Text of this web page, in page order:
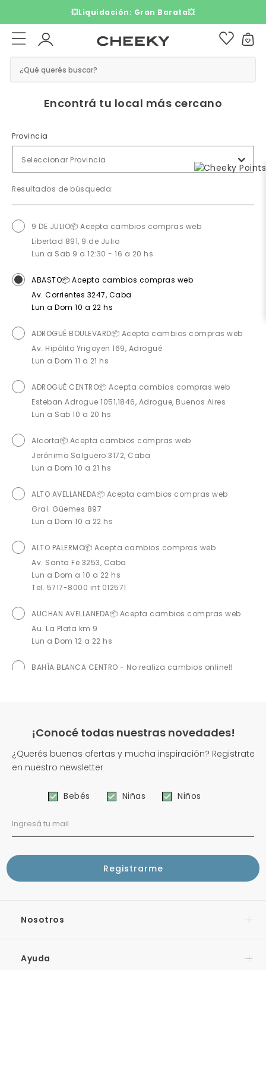
💥Liquidación: Gran Barata💥
¿Qué querés buscar?
Encontrá tu local más cercano
Provincia
Seleccionar Provincia
Resultados de búsqueda:
9 DE JULIO📦 Acepta cambios compras web
Libertad 891, 9 de Julio
Lun a Sab 9 a 12:30 - 16 a 20 hs
ABASTO📦 Acepta cambios compras web
Av. Corrientes 3247, Caba
Lun a Dom 10 a 22 hs
ADROGUÉ BOULEVARD📦 Acepta cambios compras web
Av. Hipólito Yrigoyen 169, Adrogué
Lun a Dom 11 a 21 hs
ADROGUÉ CENTRO📦 Acepta cambios compras web
Esteban Adrogue 1051,1846, Adrogue, Buenos Aires
Lun a Sab 10 a 20 hs
Alcorta📦 Acepta cambios compras web
Jerónimo Salguero 3172, Caba
Lun a Dom 10 a 21 hs
ALTO AVELLANEDA📦 Acepta cambios compras web
Gral. Güemes 897
Lun a Dom 10 a 22 hs
ALTO PALERMO📦 Acepta cambios compras web
Av. Santa Fe 3253, Caba
Lun a Dom a 10 a 22 hs
Tel. 5717-8000 int 012571
AUCHAN AVELLANEDA📦 Acepta cambios compras web
Au. La Plata km 9
Lun a Dom 12 a 22 hs
BAHÍA BLANCA CENTRO - No realiza cambios online‼️
Sarmiento 2153, Bahía Blanca
Lun a Dom 10 a 21 hs
Pio Angulo 420, Bell Ville, Cordoba
BERAZATEGUI - No realiza cambios online‼️
Av. 14 J Domingo Perón 5024, Berazategui
Lun a Sab 10 a 20:30 hs
Tel. 4165-9237
9 de julio 28, Bernal
BOLÍVAR - No realiza cambios online‼️
¡Conocé todas nuestras novedades!
¿Querés buenas ofertas y mucha inspiración? Registrate
en nuestro newsletter
Bebés Niñas Niños
Nosotros
Ayuda